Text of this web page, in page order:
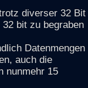
diverser 32 Bit
bit zu begraben
Datenmengen
auch die
nunmehr 15